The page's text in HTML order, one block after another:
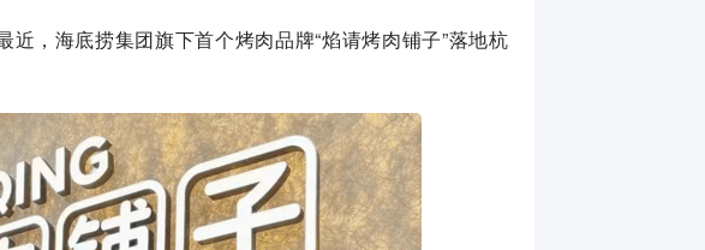
，海底捞集团旗下首个烤肉品牌“焰请烤肉铺子”落地杭